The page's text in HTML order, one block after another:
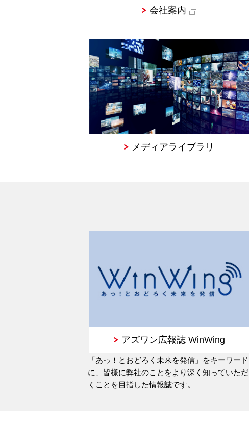
会社案内
メディアライブラリ
アズワン広報誌 WinWing
「あっ！とおどろく未来を発信」をキーワード
に、皆様に弊社のことをより深く知っていただ
くことを目指した情報誌です。